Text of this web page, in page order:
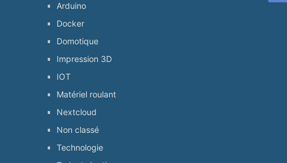
Arduino
Docker
Domotique
Impression 3D
IOT
Matériel roulant
Nextcloud
Non classé
Technologie